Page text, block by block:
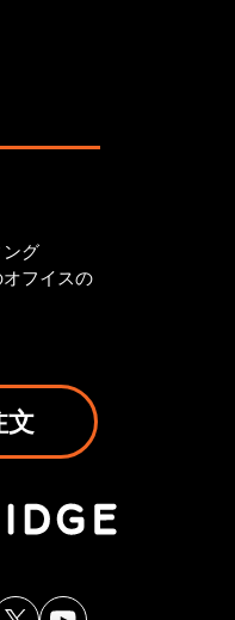
グ
フイスの
文